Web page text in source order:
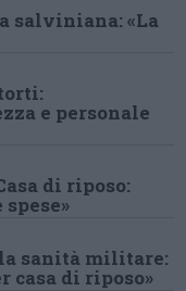
salviniana: «La
e personale
di riposo:
sanità militare:
casa di riposo»